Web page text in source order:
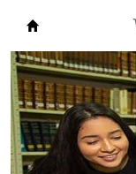
Biblioteca